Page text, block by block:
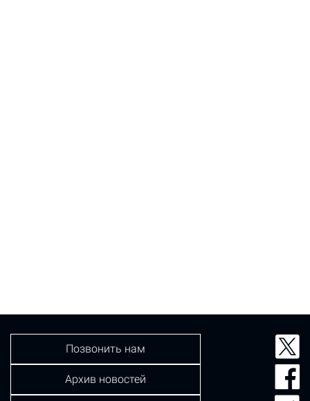
Позвонить нам
Архив новостей